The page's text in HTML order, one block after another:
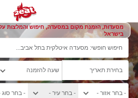
מסעדות, הזמנת מקום במסעדה, חיפוש והמלצות
בישראל